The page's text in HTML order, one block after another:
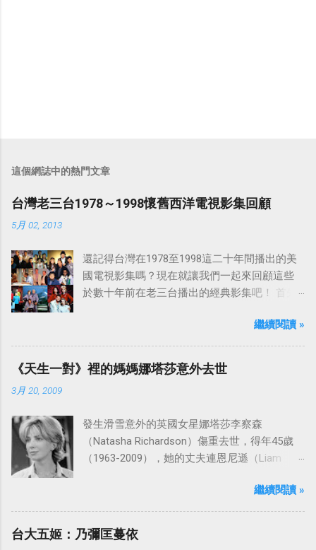
這個網誌中的熱門文章
台灣老三台1978～1998懷舊西洋電視影集回顧
5月 02, 2013
還記得台灣在1978至1998這二十年間播出的美
國電視影集嗎？現在就讓我們一起來回顧這些
於數十年前在老三台播出的經典影集吧！ 首先
「愛之船」（The Love Boat），這部影集最早
是在1977年9月24日至1986年5月24日於美國
ABC頻道首播，共播出了249集。 令人懷念的愛
之船旋律：
繼續閱讀 »
《天生一對》裡的媽媽娜塔莎意外去世
3月 20, 2009
發生滑雪意外的英國女星娜塔莎李察森
（Natasha Richardson）傷重去世，得年45歲
（1963-2009），她的丈夫連恩尼遜（Liam
到傷心，希望外界給他們空間撫平傷痛。繼續閱讀 »
台大五姬：乃彌匡蔓依